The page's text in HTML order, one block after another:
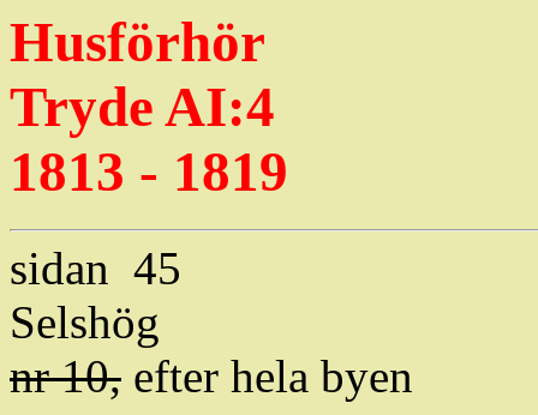
Husförhör
Tryde AI:4
1813 - 1819
sidan 45
Selshög
nr 10, efter hela byen